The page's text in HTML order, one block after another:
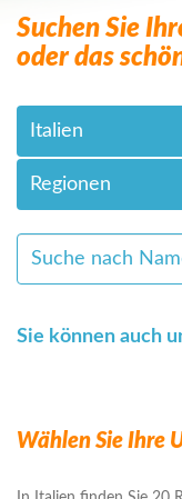
Suchen Sie
oder das
Italien
Regionen
Sie können auch
Wählen Sie Ihre